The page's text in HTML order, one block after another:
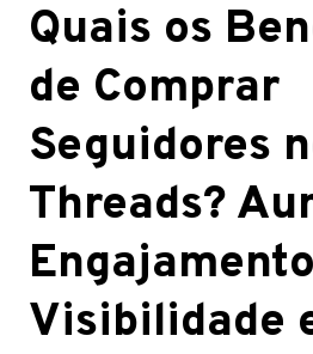
Quais os
de Comprar
Seguidores
Threads?
Visibilidade